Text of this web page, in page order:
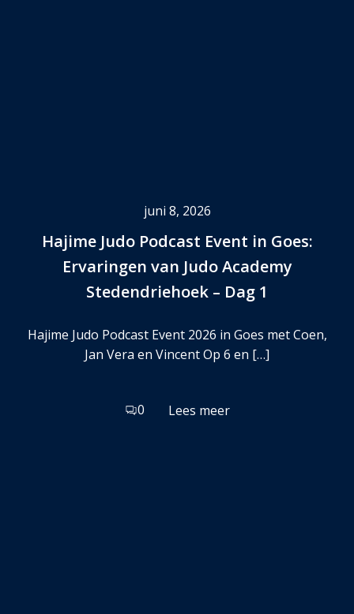
juni 8, 2026
Hajime Judo Podcast Event in Goes:
Ervaringen van Judo Academy
Stedendriehoek – Dag 1
Hajime Judo Podcast Event 2026 in Goes met Coen,
Jan Vera en Vincent Op 6 en […]
0 Lees meer